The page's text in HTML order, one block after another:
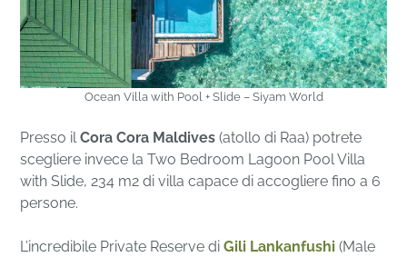
Ocean Villa with Pool + Slide – Siyam World
Presso ilCora Cora Maldives (atollo di Raa) potrete
scegliere invece la Two Bedroom Lagoon Pool Villa
with Slide, 234 m2 di villa capace di accogliere fino a 6
persone.
L’incredibile Private Reserve diGili Lankanfushi (Male